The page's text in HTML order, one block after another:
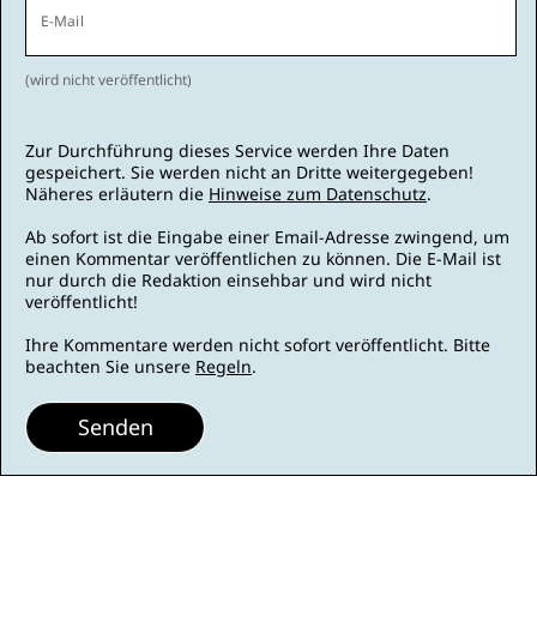
E-Mail
(wird nicht veröffentlicht)
Zur Durchführung dieses Service werden Ihre Daten
gespeichert. Sie werden nicht an Dritte weitergegeben!
Näheres erläutern die Hinweise zum Datenschutz.
Ab sofort ist die Eingabe einer Email-Adresse zwingend, um
einen Kommentar veröffentlichen zu können. Die E-Mail ist
nur durch die Redaktion einsehbar und wird nicht
veröffentlicht!
Ihre Kommentare werden nicht sofort veröffentlicht. Bitte
beachten Sie unsere Regeln.
Senden